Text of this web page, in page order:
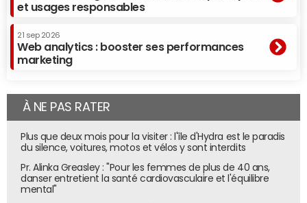
et usages responsables
21 sep 2026
Web analytics : booster ses performances
marketing
À NE PAS RATER
Plus que deux mois pour la visiter : l'île d'Hydra est le paradis
du silence, voitures, motos et vélos y sont interdits
Pr. Alinka Greasley : "Pour les femmes de plus de 40 ans,
danser entretient la santé cardiovasculaire et l'équilibre
mental"